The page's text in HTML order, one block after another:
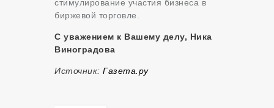
стимулирование участия бизнеса в
биржевой торговле.
С уважением к Вашему делу, Ника
Виноградова
Источник: Газета.ру